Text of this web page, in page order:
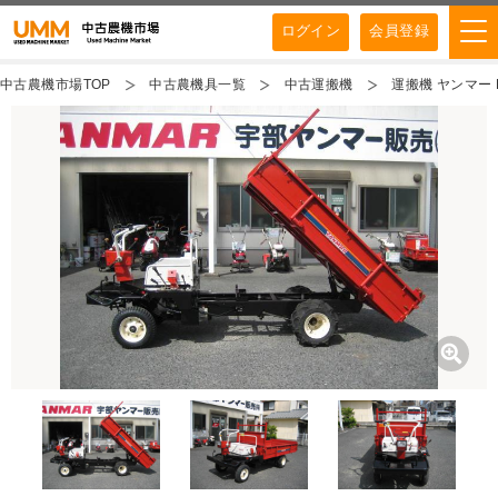
ログイン 会員登録
中古農機市場TOP 中古農機具一覧 中古運搬機 運搬機 ヤンマ